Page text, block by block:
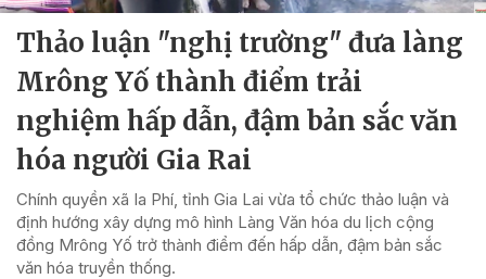
Thảo luận "nghị trường" đưa làng
Mrông Yố thành điểm trải
nghiệm hấp dẫn, đậm bản sắc văn
hóa người Gia Rai
Chính quyền xã Ia Phí, tỉnh Gia Lai vừa tổ chức thảo luận và
định hướng xây dựng mô hình Làng Văn hóa du lịch cộng
đồng Mrông Yố trở thành điểm đến hấp dẫn, đậm bản sắc
văn hóa truyền thống.